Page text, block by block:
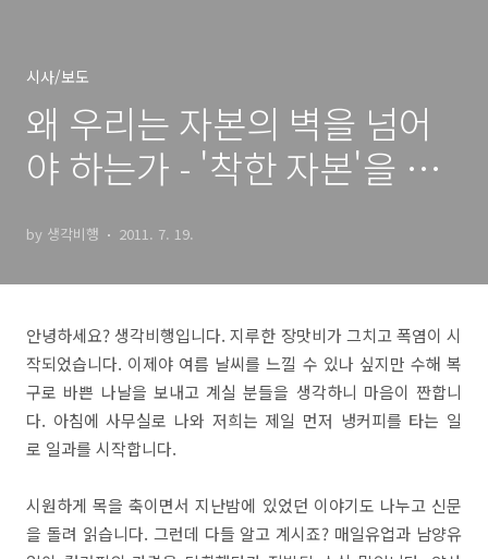
시사/보도
왜 우리는 자본의 벽을 넘어
야 하는가 - '착한 자본'을 만
by 생각비행 2011. 7. 19.
안녕하세요? 생각비행입니다. 지루한 장맛비가 그치고 폭염이 시
작되었습니다. 이제야 여름 날씨를 느낄 수 있나 싶지만 수해 복
구로 바쁜 나날을 보내고 계실 분들을 생각하니 마음이 짠합니
다. 아침에 사무실로 나와 저희는 제일 먼저 냉커피를 타는 일
로 일과를 시작합니다.
시원하게 목을 축이면서 지난밤에 있었던 이야기도 나누고 신문
을 돌려 읽습니다. 그런데 다들 알고 계시죠? 매일유업과 남양유